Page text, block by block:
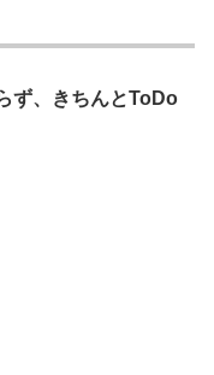
ず、きちんとToDo